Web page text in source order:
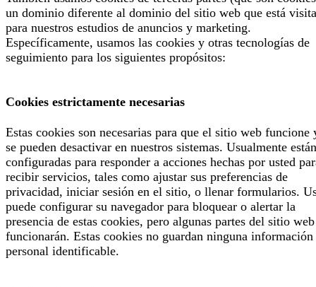
un dominio diferente al dominio del sitio web que está
para nuestros estudios de anuncios y marketing.
Específicamente, usamos las cookies y otras tecnologías de
seguimiento para los siguientes propósitos:
Cookies estrictamente necesarias
Estas cookies son necesarias para que el sitio web funcione
se pueden desactivar en nuestros sistemas. Usualmente están
configuradas para responder a acciones hechas por usted
recibir servicios, tales como ajustar sus preferencias de
privacidad, iniciar sesión en el sitio, o llenar formularios.
puede configurar su navegador para bloquear o alertar la
presencia de estas cookies, pero algunas partes del sitio
funcionarán. Estas cookies no guardan ninguna información
personal identificable.